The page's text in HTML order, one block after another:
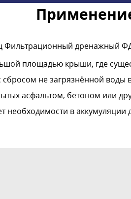
дренажный
площадью крыши, где
сбросом не загрязнённой воды
асфальтом, бетоном или
необходимости в